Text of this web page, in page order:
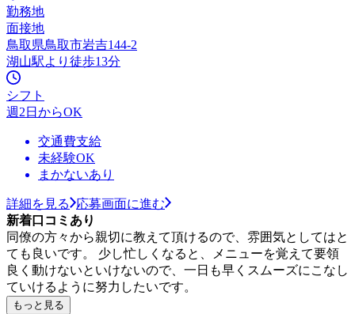
勤務地
面接地
鳥取県鳥取市岩吉144-2
湖山駅より徒歩13分
シフト
週2日からOK
交通費支給
未経験OK
まかないあり
詳細を見る
応募画面に進む
新着口コミあり
同僚の方々から親切に教えて頂けるので、雰囲気としてはと
ても良いです。 少し忙しくなると、メニューを覚えて要領
良く動けないといけないので、一日も早くスムーズにこなし
ていけるように努力したいです。
もっと見る